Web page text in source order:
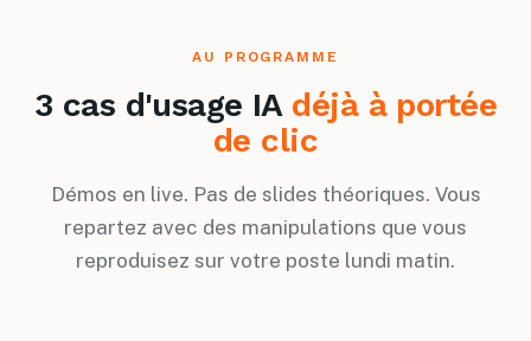
AU PROGRAMME
3 cas d'usage IA déjà à portée
de clic
Démos en live. Pas de slides théoriques. Vous
repartez avec des manipulations que vous
reproduisez sur votre poste lundi matin.